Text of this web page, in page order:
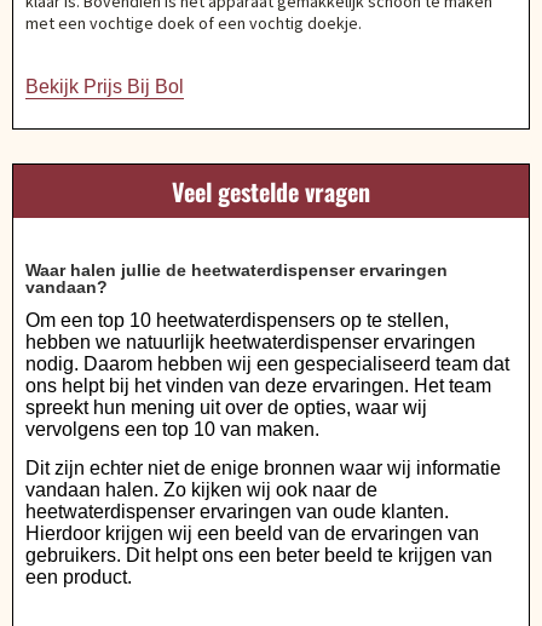
met een vochtige doek of een vochtig doekje.
Bekijk Prijs Bij Bol
Veel gestelde vragen
Waar halen jullie de heetwaterdispenser ervaringen
vandaan?
Om een top 10 heetwaterdispensers op te stellen,
hebben we natuurlijk heetwaterdispenser ervaringen
nodig. Daarom hebben wij een gespecialiseerd team dat
ons helpt bij het vinden van deze ervaringen. Het team
spreekt hun mening uit over de opties, waar wij
vervolgens een top 10 van maken.
Dit zijn echter niet de enige bronnen waar wij informatie
vandaan halen. Zo kijken wij ook naar de
heetwaterdispenser ervaringen van oude klanten.
Hierdoor krijgen wij een beeld van de ervaringen van
gebruikers. Dit helpt ons een beter beeld te krijgen van
een product.